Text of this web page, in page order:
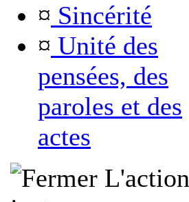
¤ Sincérité
¤ Unité des
pensées, des
paroles et des
actes
L'action